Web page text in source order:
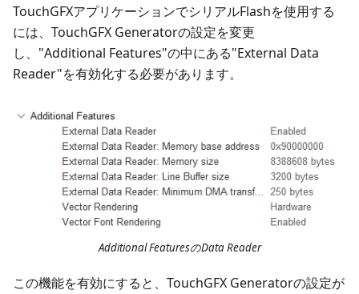
TouchGFXアプリケーションでシリアルFlashを使用する
には、TouchGFX Generatorの設定を変更
し、"Additional Features"の中にある"External Data
Reader"を有効化する必要があります。
Additional FeaturesのData Reader
この機能を有効にすると、TouchGFX Generatorの設定が